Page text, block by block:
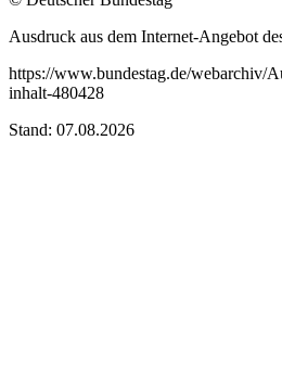
Ausdruck aus dem Internet-Angebot
https://www.bundestag.de/webarchiv/
inhalt-480428
Stand: 07.08.2026